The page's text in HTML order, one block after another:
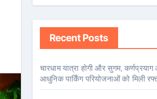
Recent Posts
चारधाम यात्रा होगी और सुगम,
आधुनिक पार्किंग परियोजनाओं को मिली